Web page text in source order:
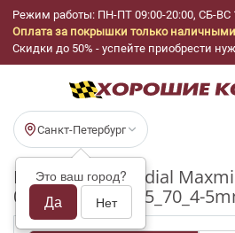
Режим работы: ПН-ПТ 09:00-20:00, СБ-ВС
Оплата за покрышки только
Скидки до 50% - успейте приобрести
Санкт-Петербург
Это ваш город?
Да Нет
Шины бу GT Radial
0/notpct R15_215_70_4-